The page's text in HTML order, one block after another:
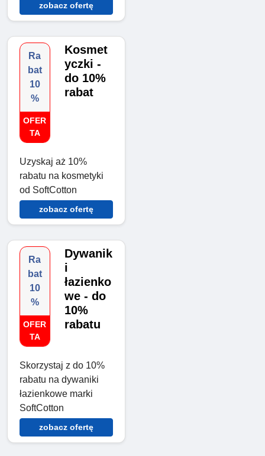
zobacz ofertę
Ra
bat
10
%
OFER
TA
Kosmet
yczki -
do 10%
rabat
Uzyskaj aż 10%
rabatu na kosmetyki
od SoftCotton
zobacz ofertę
Ra
bat
10
%
OFER
TA
Dywanik
i
łazienko
we - do
10%
rabatu
Skorzystaj z do 10%
rabatu na dywaniki
łazienkowe marki
SoftCotton
zobacz ofertę